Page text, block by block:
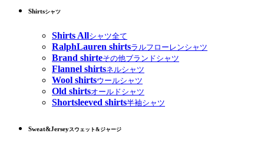
Shirtsシャツ
Shirts Allシャツ全て
RalphLauren shirtsラルフローレンシャツ
Brand shirteその他ブランドシャツ
Flannel shirtsネルシャツ
Wool shirtsウールシャツ
Old shirtsオールドシャツ
Shortsleeved shirts半袖シャツ
Sweat&Jerseyスウェット&ジャージ